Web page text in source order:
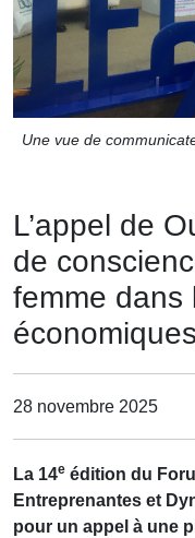
Une vue de
L’appel de
de
femme dans
28 novembre 2025
La 14e édition du
Entreprenantes et
pour un appel à une